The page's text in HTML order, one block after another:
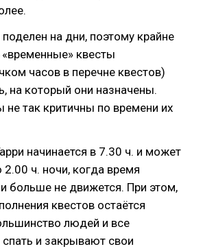
на дни, поэтому крайне
квесты
часов в перечне квестов)
на который они назначены.
не так критичны по времени их
начинается в 7.30 ч. и может
ч. ночи, когда время
и больше не движется. При этом,
квестов остаётся
людей и все
и закрывают свои